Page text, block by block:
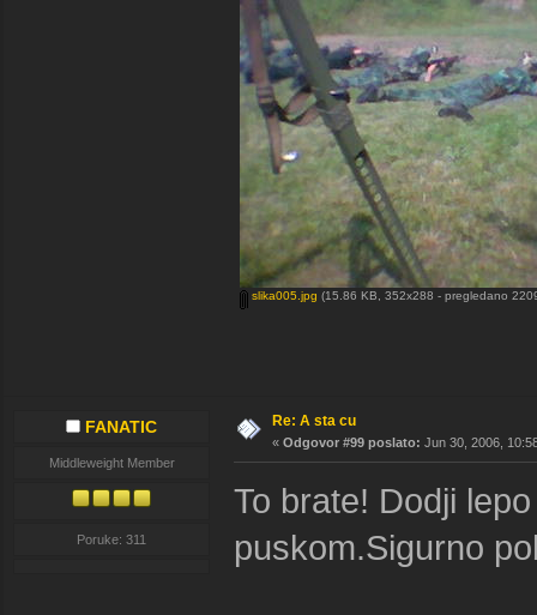
slika005.jpg (15.86 KB, 352x288 - pregledano
FANATIC
Middleweight Member
Poruke: 311
Re: A sta cu
« Odgovor #99 poslato: Jun 30, 2006,
To brate! Dodji
puskom.Sigurno